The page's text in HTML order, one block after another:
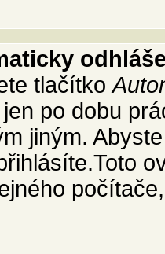
tlačítko
po dobu
jiným.